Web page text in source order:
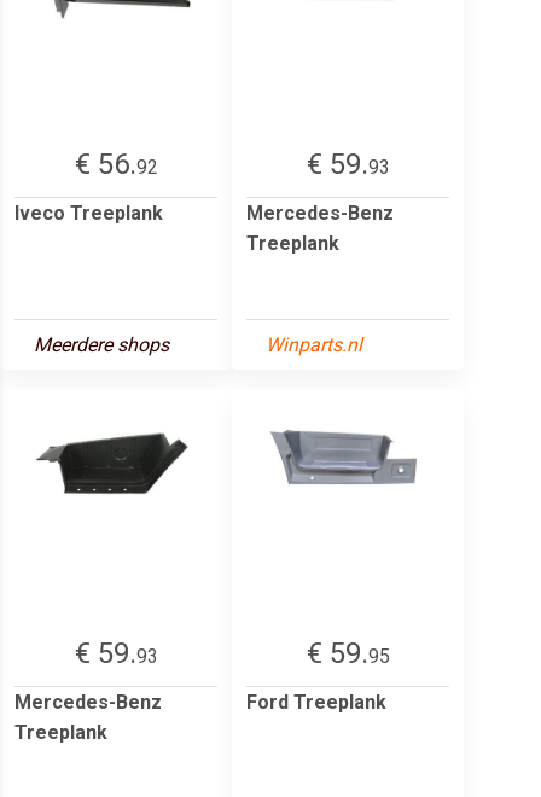
€ 56.92
Iveco Treeplank
Meerdere shops
€ 59.93
Mercedes-Benz
Treeplank
Winparts.nl
€ 59.93
Mercedes-Benz
Treeplank
€ 59.95
Ford Treeplank